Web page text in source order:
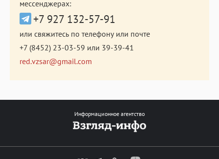
мессенджерах:
+7 927 132-57-91
или свяжитесь по телефону или почте
+7 (8452) 23-03-59 или 39-39-41
red.vzsar@gmail.com
Информационное агентство